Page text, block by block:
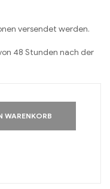
versendet werden.
48 Stunden nach der
WARENKORB